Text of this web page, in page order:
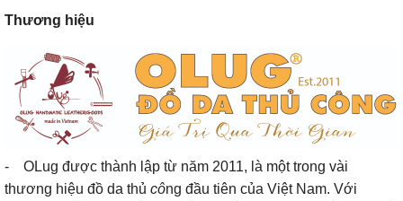
Thương hiệu
- OLug được thành lập từ năm 2011, là một trong vài
thương hiệu đồ da thủ công đầu tiên của Việt Nam. Với